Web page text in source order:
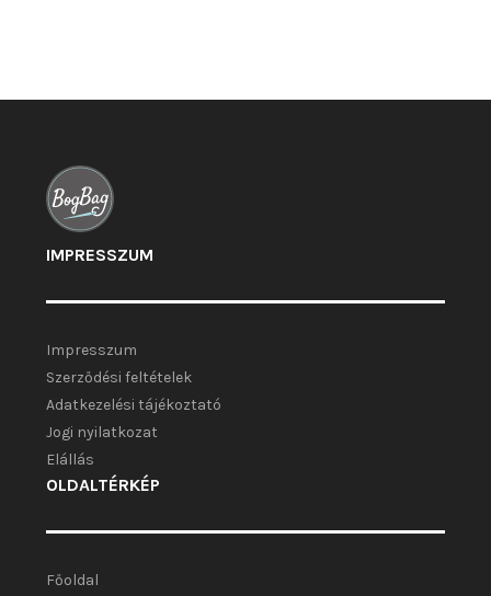
ki
IMPRESSZUM
Impresszum
Szerződési feltételek
Adatkezelési tájékoztató
Jogi nyilatkozat
Elállás
OLDALTÉRKÉP
Főoldal